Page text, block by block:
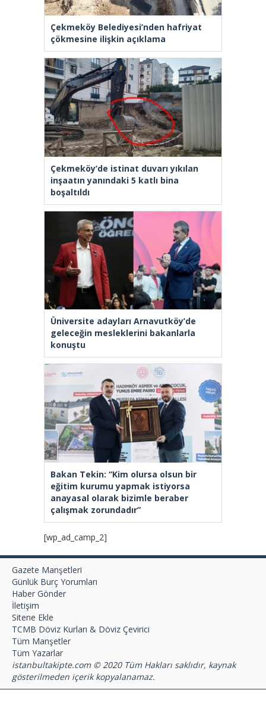
Çekmeköy Belediyesi’nden hafriyat
çökmesine ilişkin açıklama
Çekmeköy’de istinat duvarı yıkılan
inşaatın yanındaki 5 katlı bina
boşaltıldı
Üniversite adayları Arnavutköy’de
geleceğin mesleklerini bakanlarla
konuştu
Bakan Tekin: “Kim olursa olsun bir
eğitim kurumu yapmak istiyorsa
anayasal olarak bizimle beraber
çalışmak zorundadır”
[wp_ad_camp_2]
Gazete Manşetleri
Günlük Burç Yorumları
Haber Gönder
İletişim
Sitene Ekle
TCMB Döviz Kurları & Döviz Çevirici
Tüm Manşetler
Tüm Yazarlar
istanbultakipte.com © 2020 Tüm Hakları saklıdır, kaynak
gösterilmeden içerik kopyalanamaz.